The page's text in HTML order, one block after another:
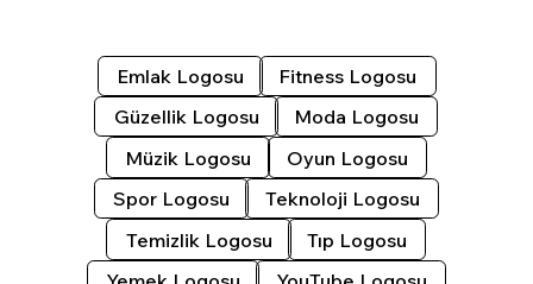
Emlak Logosu
Fitness Logosu
Güzellik Logosu
Moda Logosu
Müzik Logosu
Oyun Logosu
Spor Logosu
Teknoloji Logosu
Temizlik Logosu
Tıp Logosu